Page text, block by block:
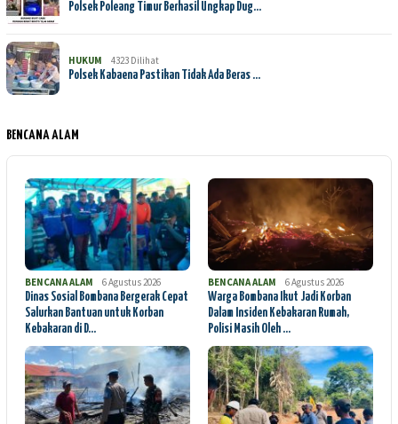
Polsek Poleang Timur Berhasil Ungkap Dug…
HUKUM
4323 Dilihat
Polsek Kabaena Pastikan Tidak Ada Beras …
BENCANA ALAM
BENCANA ALAM
6 Agustus 2026
Dinas Sosial Bombana Bergerak Cepat
Salurkan Bantuan untuk Korban
Kebakaran di D…
BENCANA ALAM
6 Agustus 2026
Warga Bombana Ikut Jadi Korban
Dalam Insiden Kebakaran Rumah,
Polisi Masih Oleh …